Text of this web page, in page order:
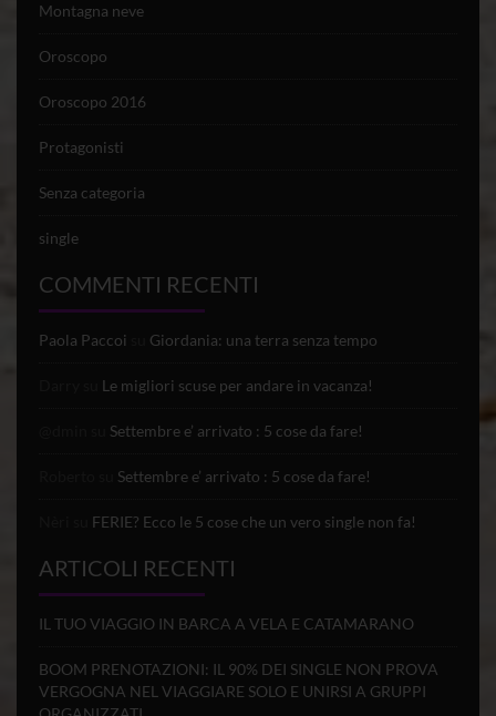
Montagna neve
Oroscopo
Oroscopo 2016
Protagonisti
Senza categoria
single
COMMENTI RECENTI
Paola Paccoi Giordania: una terra senza tempo
Le migliori scuse per andare in vacanza!
Settembre e’ arrivato : 5 cose da fare!
Settembre e’ arrivato : 5 cose da fare!
FERIE? Ecco le 5 cose che un vero single non fa!
ARTICOLI RECENTI
IL TUO VIAGGIO IN BARCA A VELA E CATAMARANO
BOOM PRENOTAZIONI: IL 90% DEI SINGLE NON PROVA
VERGOGNA NEL VIAGGIARE SOLO E UNIRSI A GRUPPI